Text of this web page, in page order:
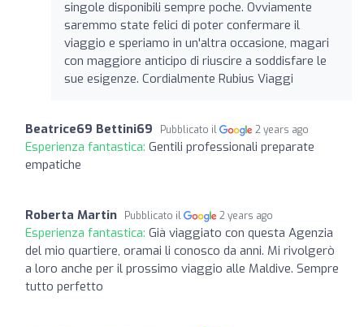
singole disponibili sempre poche. Ovviamente
saremmo state felici di poter confermare il
viaggio e speriamo in un'altra occasione, magari
con maggiore anticipo di riuscire a soddisfare le
sue esigenze. Cordialmente Rubius Viaggi
Beatrice69 Bettini69 Pubblicato il 2 years ago
Esperienza fantastica: Gentili professionali preparate
empatiche
Roberta Martin Pubblicato il 2 years ago
Esperienza fantastica: Già viaggiato con questa Agenzia
del mio quartiere, oramai li conosco da anni. Mi rivolgerò
a loro anche per il prossimo viaggio alle Maldive. Sempre
tutto perfetto